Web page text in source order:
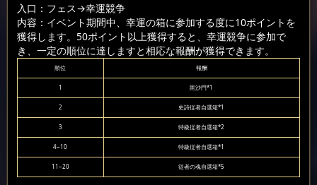
入口：フェス→幸運競争
内容：イベント期間中、幸運の箱に参加する度に10ポイントを
獲得します。50ポイント以上獲得すると、幸運競争に参加で
き、一定の順位に達しますと相応な報酬が獲得できます。
順位 報酬
1 毘沙門*1
2 史詩従者自選箱*1
3 特級従者自選箱*2
4~10 特級従者自選箱*1
11~20 従者の魂自選箱*5